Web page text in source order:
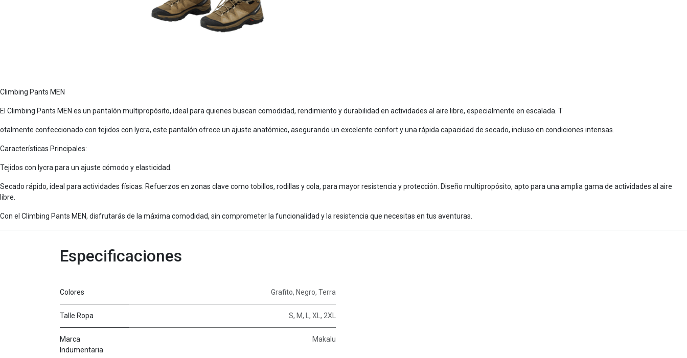
Climbing Pants MEN
El Climbing Pants MEN es un pantalón multipropósito, ideal para quienes buscan comodidad, rendimiento y durabilidad en actividades al aire libre, especialmente en escalada. T
otalmente confeccionado con tejidos con lycra, este pantalón ofrece un ajuste anatómico, asegurando un excelente confort y una rápida capacidad de secado, incluso en condiciones intensas.
Características Principales:
Tejidos con lycra para un ajuste cómodo y elasticidad.
Secado rápido, ideal para actividades físicas. Refuerzos en zonas clave como tobillos, rodillas y cola, para mayor resistencia y protección. Diseño multipropósito, apto para una amplia gama de actividades al aire
libre.
Con el Climbing Pants MEN, disfrutarás de la máxima comodidad, sin comprometer la funcionalidad y la resistencia que necesitas en tus aventuras.
Especificaciones
Colores Grafito, Negro, Terra
Talle Ropa S, M, L, XL, 2XL
Marca
Indumentaria
Makalu